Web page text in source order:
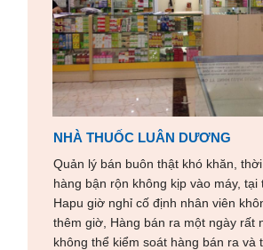
NHÀ THUỐC LUÂN DƯƠNG
Quản lý bán buôn thật khó khăn,
hàng bận rộn không kịp vào máy, tại
Hapu giờ nghỉ cố định nhân viên
thêm giờ, Hàng bán ra một ngày rất
không thể kiểm soát hàng bán ra và